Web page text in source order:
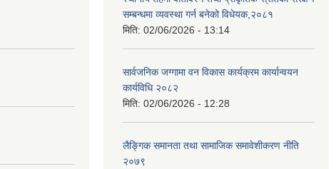
सम्बन्धमा व्यवस्था गर्न बनेको विधेयक,२०८१
मिति: 02/06/2026 - 13:14
सार्वजनिक जग्गामा वन विकास कार्यक्रम कार्यान्वयन
कार्यविधि २०८२
मिति: 02/06/2026 - 12:28
लैङ्गिक समानता तथा सामाजिक समावेशीकरण नीति
२०७९